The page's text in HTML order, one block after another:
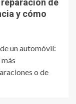
de
y cómo
un automóvil:
o de